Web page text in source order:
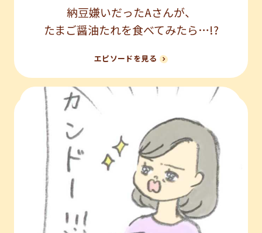
納豆嫌いだったAさんが、
たまご醤油たれを食べてみたら…!?
エピソードを見る